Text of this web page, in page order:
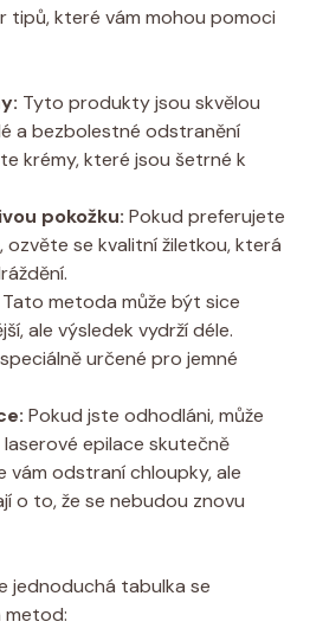
tipů, které vám mohou pomoci
Tyto produkty jsou skvělou
a bezbolestné odstranění
krémy, které jsou šetrné k
pokožku: Pokud preferujete
se kvalitní žiletkou, která
Tato metoda může být sice
ale výsledek vydrží déle.
určené pro jemné
Pokud jste odhodláni, může
epilace skutečně
vám odstraní chloupky, ale
o to, že se nebudou znovu
jednoduchá tabulka se
metod: